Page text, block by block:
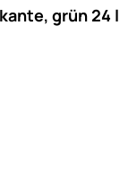
grün 24 l